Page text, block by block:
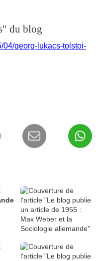
du blog
04/georg-lukacs-tolstoi-